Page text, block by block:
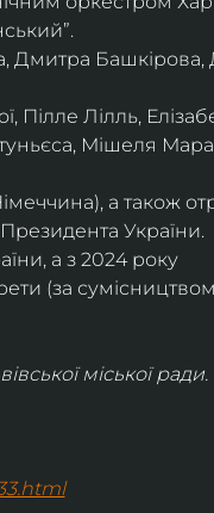
Дмитра
Пілле Лілль,
Мішеля
а також
України.
а з 2024 року
(за
міської ради.